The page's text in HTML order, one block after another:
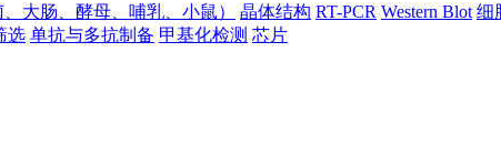
大肠、酵母、哺乳、小鼠） 晶体结构 RT-PCR Western Blot 细
选 单抗与多抗制备 甲基化检测 芯片